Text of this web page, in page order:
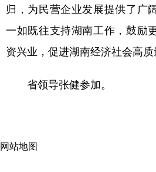
归，为民营企业发展提供了广
一如既往支持湖南工作，鼓励
资兴业，促进湖南经济社会高质
省领导张健参加。
网站地图